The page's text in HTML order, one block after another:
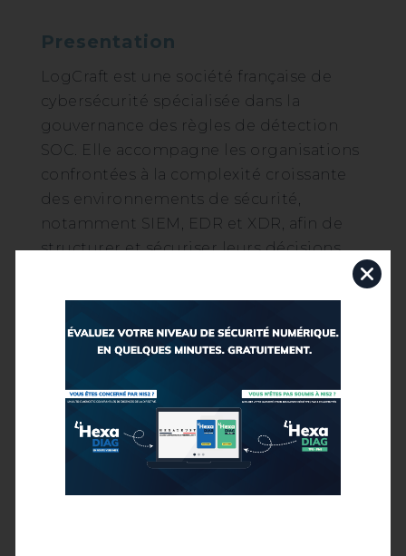
Presentation
LogCraft est une société française de
cybersécurité spécialisée dans la
gouvernance des règles de détection
SOC. Elle accompagne les organisations
confrontées à la complexité croissante
des environnements de sécurité,
notamment SIEM, EDR et XDR, afin de
structurer et sécuriser leurs décisions
de détection dans la durée. Positionnée
sur les enjeux de traçabilité, de
opérationnelle, LogCraft intervient
directions cyber souhaitant renforcer
leur capacité à piloter la détection
comme un actif stratégique et
auditable. LogCraft développe son
expertise au service d’organisations